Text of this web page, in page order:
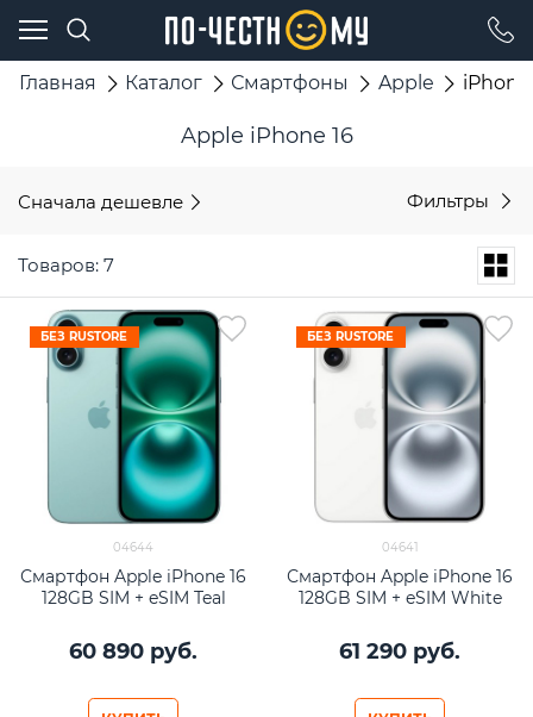
Главная Каталог Смартфоны Apple iPhone
Apple iPhone 16
Сначала дешевле Фильтры
Товаров: 7
БЕЗ RUSTORE
04644
Смартфон Apple iPhone 16
128GB SIM + eSIM Teal
60 890 руб.
БЕЗ RUSTORE
04641
Смартфон Apple iPhone 16
128GB SIM + eSIM White
61 290 руб.